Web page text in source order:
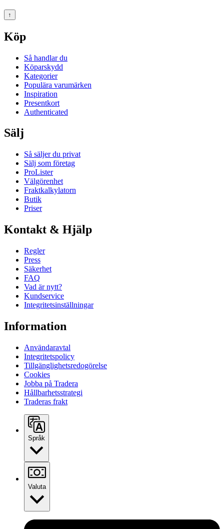
↑
Köp
Så handlar du
Köparskydd
Kategorier
Populära varumärken
Inspiration
Presentkort
Authenticated
Sälj
Så säljer du privat
Sälj som företag
ProLister
Välgörenhet
Fraktkalkylatorn
Butik
Priser
Kontakt & Hjälp
Regler
Press
Säkerhet
FAQ
Vad är nytt?
Kundservice
Integritetsinställningar
Information
Användaravtal
Integritetspolicy
Tillgänglighetsredogörelse
Cookies
Jobba på Tradera
Hållbarhetsstrategi
Traderas frakt
Språk
Valuta